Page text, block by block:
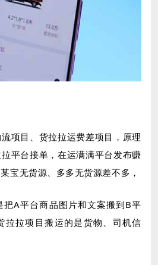
项目、货拉拉运费差项目，原理
平台接单，在运满满平台发布赚
宝无货源、多多无货源差不多，
A平台商品图片和文案搬到B平
拉拉项目搬运的是货物、司机信